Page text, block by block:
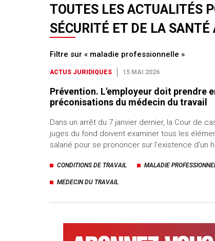
TOUTES LES ACTUALITÉS
SÉCURITÉ ET DE LA SANTÉ
Filtre sur « maladie professionnelle »
ACTUS JURIDIQUES 15 MAI 2026
Prévention. L'employeur doit prendre
préconisations du médecin du travail
Dans un arrêt du 7 janvier dernier, la Cour de
juges du fond doivent examiner tous les
salarié pour se prononcer sur l'existence d'un
CONDITIONS DE TRAVAIL MALADIE
MEDECIN DU TRAVAIL